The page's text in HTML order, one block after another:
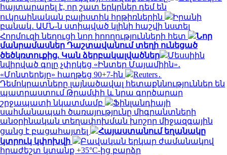
հայտարարել է, որ շատ երկրներ դեմ են
ուկրաինական բալիստիկ հրթիռներին
Իրանի
բանակ․ ԱՄՆ-ն ստիպված կլինի հաշվի նստել
Հորմուզի նեղուցի նոր իրողությունների հետ
Նոր
մանրամասներ Դաշտավանում տեղի ունեցած
ծեծկռտուքից. Կան ձերբակալվածներ
Մեսսիին
նվիրված գոլը չփրկեց «Ինտեր Մայամիին»․
«Մոնտերեյը» հաղթեց 90+7-ին
Reuters․
Դեմոկրատները լայնածավալ հետաքննություններ են
պատրաստում Թրամփի և նրա գործարար
շրջապատի նկատմամբ
Ֆինլանդիայի
սահմանապահ ծառայությունը միգրանտների
անօրինական տեղափոխման խոշոր միջազգային
ցանց է բացահայտել
Հայաստանում եղանակը
կտրուկ կփոխվի
Բավական երկար ժամանակով
հրաժեշտ կտանք +35°C-ից բարձր